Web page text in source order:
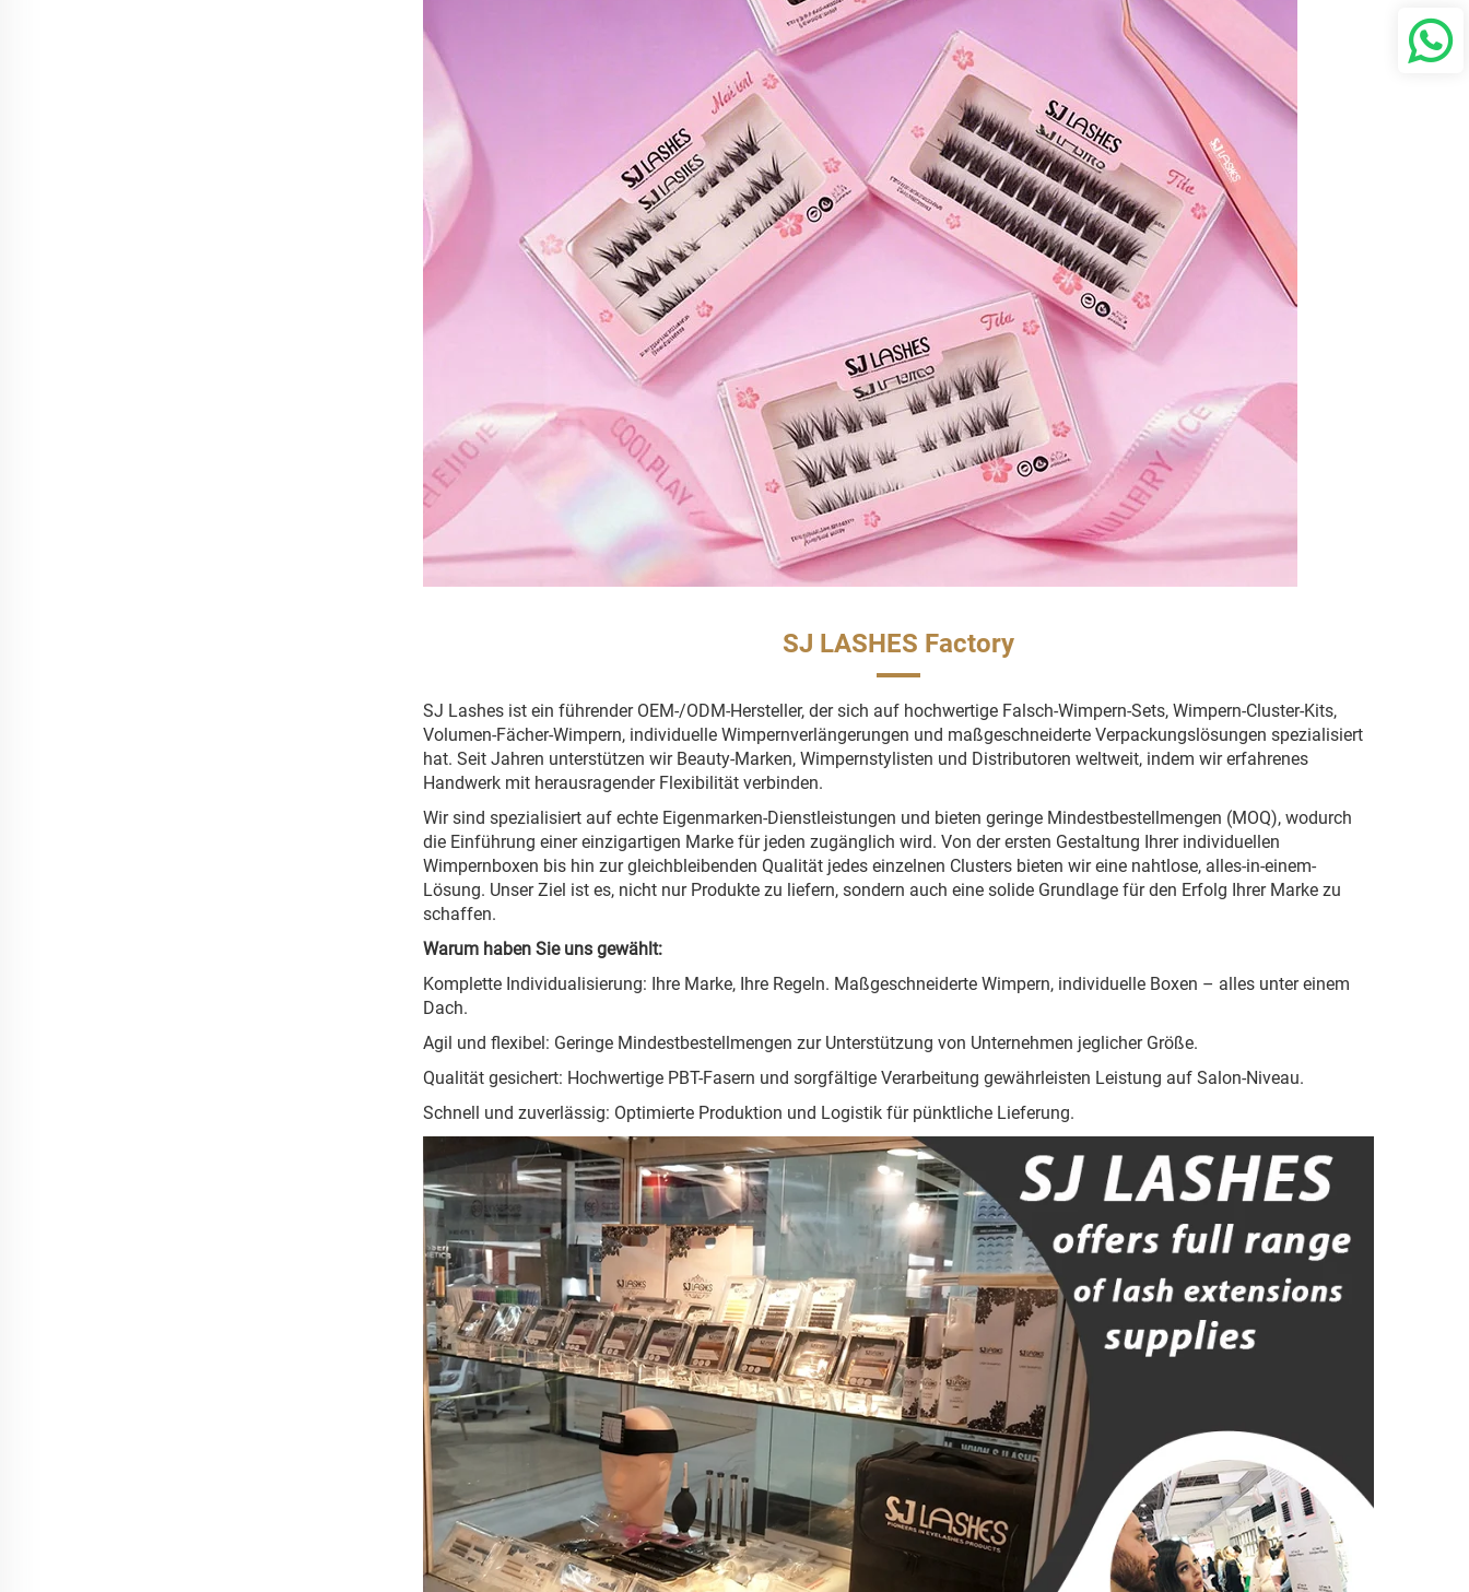
SJ LASHES Factory
SJ Lashes ist ein führender OEM-/ODM-Hersteller, der sich auf hochwertige Falsch-Wimpern-Sets, Wimpern-Cluster-Kits,
Volumen-Fächer-Wimpern, individuelle Wimpernverlängerungen und maßgeschneiderte Verpackungslösungen spezialisiert
hat. Seit Jahren unterstützen wir Beauty-Marken, Wimpernstylisten und Distributoren weltweit, indem wir erfahrenes
Handwerk mit herausragender Flexibilität verbinden.
Wir sind spezialisiert auf echte Eigenmarken-Dienstleistungen und bieten geringe Mindestbestellmengen (MOQ), wodurch
die Einführung einer einzigartigen Marke für jeden zugänglich wird. Von der ersten Gestaltung Ihrer individuellen
Wimpernboxen bis hin zur gleichbleibenden Qualität jedes einzelnen Clusters bieten wir eine nahtlose, alles-in-einem-
Lösung. Unser Ziel ist es, nicht nur Produkte zu liefern, sondern auch eine solide Grundlage für den Erfolg Ihrer Marke zu
schaffen.
Warum haben Sie uns gewählt:
Komplette Individualisierung: Ihre Marke, Ihre Regeln. Maßgeschneiderte Wimpern, individuelle Boxen – alles unter einem
Dach.
Agil und flexibel: Geringe Mindestbestellmengen zur Unterstützung von Unternehmen jeglicher Größe.
Qualität gesichert: Hochwertige PBT-Fasern und sorgfältige Verarbeitung gewährleisten Leistung auf Salon-Niveau.
Schnell und zuverlässig: Optimierte Produktion und Logistik für pünktliche Lieferung.